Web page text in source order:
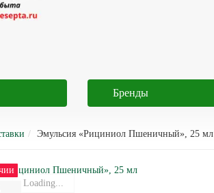
Бренды
Эмульсия «Рициниол Пшеничный», 25 мл
Loading...